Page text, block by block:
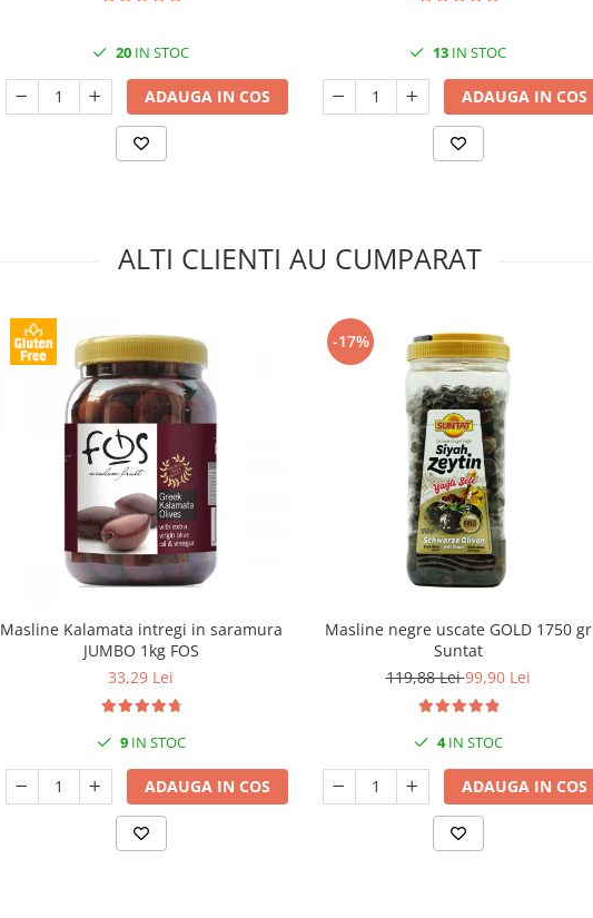
20 IN STOC
ADAUGA IN COS
13 IN STOC
ADAUGA IN COS
ALTI CLIENTI AU CUMPARAT
Masline Kalamata intregi in saramura
JUMBO 1kg FOS
33,29 Lei
9IN STOC
ADAUGA IN COS
-17%
Masline negre uscate GOLD 1750 gr
Suntat
119,88 Lei99,90 Lei
4IN STOC
ADAUGA IN COS